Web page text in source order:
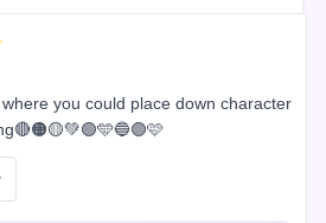
you could place down character